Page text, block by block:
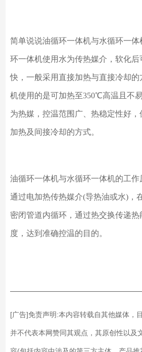
简单说说油循环一体机与水循环一
环一体机使用水为传热媒介，软化
快，一般采用直接加热与直接冷却
机使用的是可加热至350℃高温且不
为热媒，控温范围广、热稳定性好
加热及间接冷却的方式。
油循环一体机与水循环一体机的工
通过电加热传热媒介(导热油或水)，
密闭管道内循环，通过热交换传递
度，达到准确控温的目的。
[广告]免责声明:本内容转载自其他媒体，
并不代表本网赞同其观点，其原创性以及